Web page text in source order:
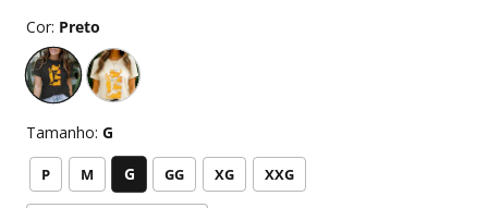
Cor: Preto
Tamanho: G
P M G GG XG XXG